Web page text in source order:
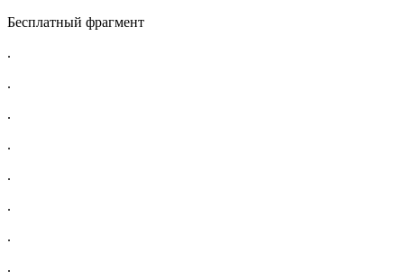
Бесплатный фрагмент
.
.
.
.
.
.
.
.